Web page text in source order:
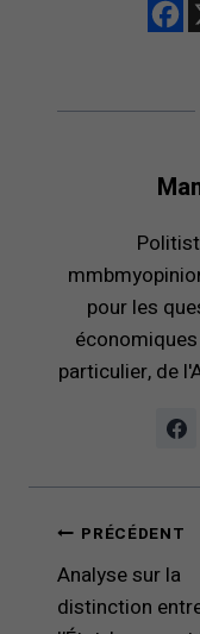
pour les
particulier, de
Navigation
de
l’article
PRÉCÉDENT
Analyse sur la
distinction